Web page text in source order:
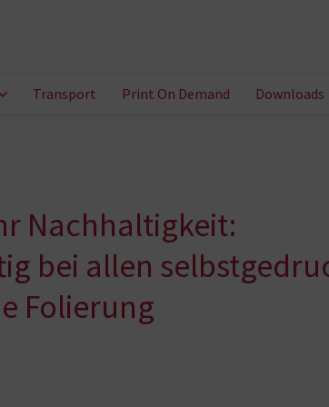
Transport Print On Demand Downloads
Nachhaltigkeit:
bei allen
Folierung